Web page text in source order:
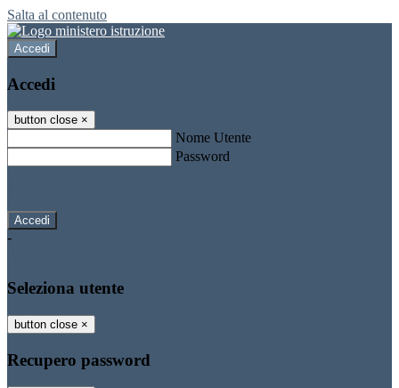
Salta al contenuto
Accedi
Accedi
button close ×
Nome Utente
Password
-
Seleziona utente
button close ×
Recupero password